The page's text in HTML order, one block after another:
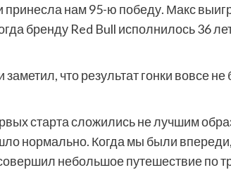
принесла нам 95-ю победу. Макс
бренду Red Bull исполнилось 36
что результат гонки вовсе не
старта сложились не лучшим
нормально. Когда мы были впереди,
небольшое путешествие по